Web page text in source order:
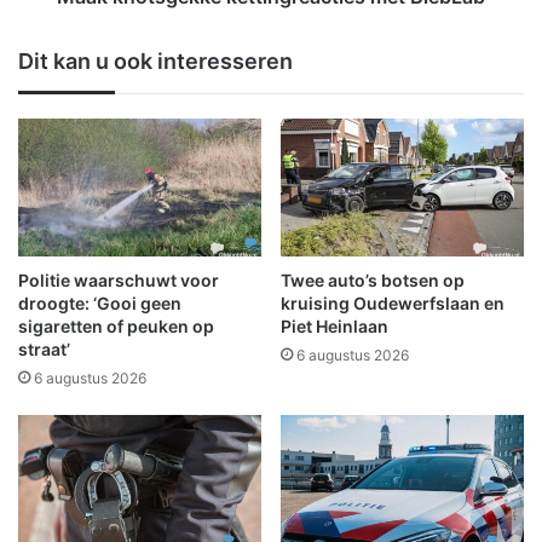
n
d
e
E
e
x
t
a
h
a
l
S
c
e
m
k
e
k
e
t
t
i
n
g
r
e
a
c
i
e
s
Dit kan u ook interesseren
Politie waarschuwt voor
droogte: ‘Gooi geen
sigaretten of peuken op
straat’
6 augustus 2026
Twee auto’s botsen op
kruising Oudewerfslaan en
Piet Heinlaan
6 augustus 2026